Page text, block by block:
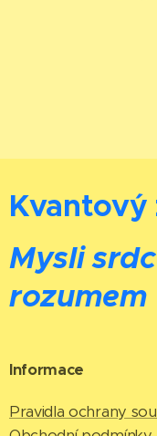
Mysli
rozumem
Informace
Pravidla ochrany